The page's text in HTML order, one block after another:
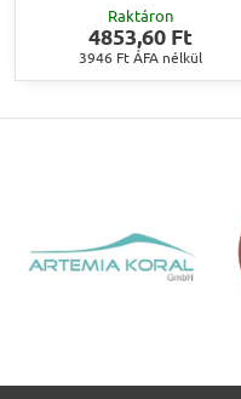
Raktáron
4853,60 Ft
3946 FtÁFA nélkül